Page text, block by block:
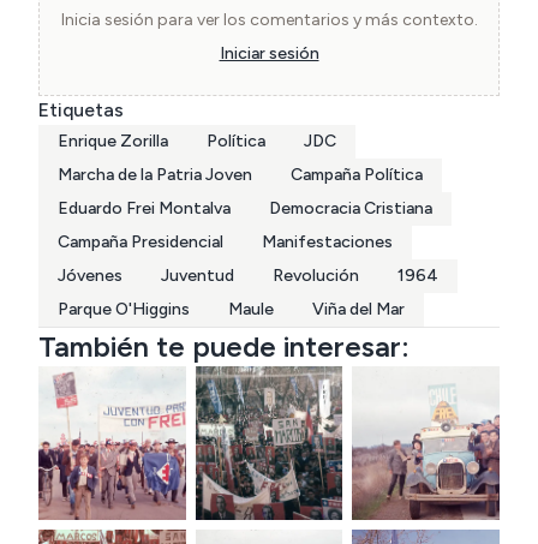
personas, provenientes del sur y norte de Chile, a
través de un sistema de postas y a pie, llegaron al
apoyar la candidatura de Frei Montalva. Un acto
sin precedentes que demuestra el ardor político
de la juventud.
Por el contexto se puede presumir que se
encuentran ya en el Parque a la espera de Frei.
Fotografía catalogada por Antonella Miguieles y
Alexandra Pavéz, estudiantes de Bachillerato en
Humanidades y Ciencias sociales USS
Concepción.
Inicia sesión para ver los comentarios y más contexto.
Iniciar sesión
Etiquetas
Enrique Zorilla Política
JDC
Marcha de la Patria Joven
Campaña Política
Eduardo Frei Montalva
Democracia Cristiana
Campaña Presidencial
Manifestaciones
Jóvenes
Juventud Revolución
1964
Parque O'Higgins
Maule Viña del Mar
También te puede interesar: